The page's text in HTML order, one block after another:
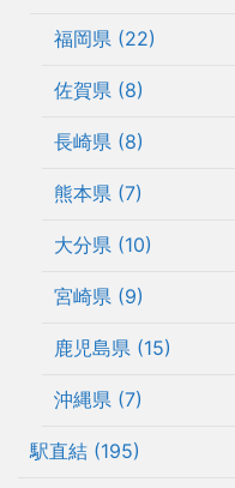
福岡県 (22)
佐賀県 (8)
長崎県 (8)
熊本県 (7)
大分県 (10)
宮崎県 (9)
鹿児島県 (15)
沖縄県 (7)
駅直結 (195)